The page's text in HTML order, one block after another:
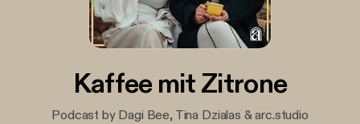
Kaffee mit Zitrone
Podcast by Dagi Bee, Tina Dzialas & arc.studio